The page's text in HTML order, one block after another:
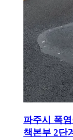
파주시 폭
책본부 2단